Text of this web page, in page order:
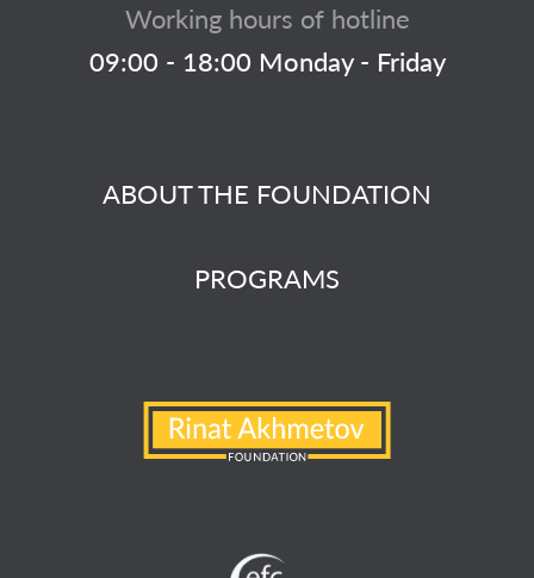
ABOUT THE FOUNDATION
PROGRAMS
Working hours of hotline
09:00 - 18:00 Monday - Friday